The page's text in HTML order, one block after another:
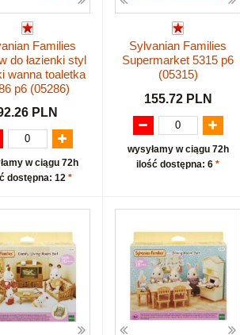
Families
do łazienki styl
wanna toaletka
p6 (05286)
PLN
w ciągu 72h
dostępna: 12 *
Sylvanian Families
Supermarket 5315 p6
(05315)
155.72 PLN
wysyłamy w ciągu 72h
ilość dostępna: 6 *